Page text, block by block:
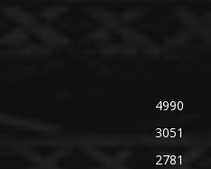
4990
3051
2781